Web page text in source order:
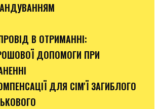
В ОТРИМАННІ:
ДОПОМОГИ ПРИ
ДЛЯ СІМ'Ї ЗАГИБЛОГО